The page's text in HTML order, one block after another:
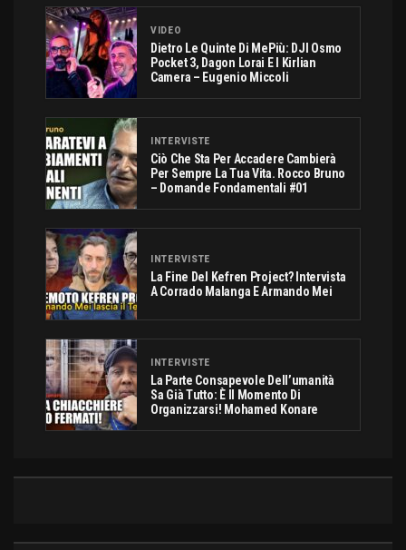
VIDEO
Dietro Le Quinte Di MePiù: DJI Osmo
Pocket 3, Dagon Lorai E I Kirlian
Camera – Eugenio Miccoli
INTERVISTE
Ciò Che Sta Per Accadere Cambierà
Per Sempre La Tua Vita. Rocco Bruno
– Domande Fondamentali #01
INTERVISTE
La Fine Del Kefren Project? Intervista
A Corrado Malanga E Armando Mei
INTERVISTE
La Parte Consapevole Dell’umanità
Sa Già Tutto: È Il Momento Di
Organizzarsi! Mohamed Konare